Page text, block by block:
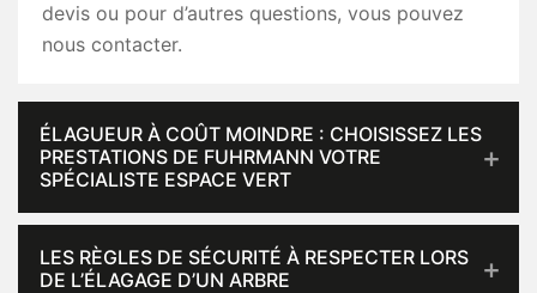
devis ou pour d’autres questions, vous pouvez
nous contacter.
ÉLAGUEUR À COÛT MOINDRE : CHOISISSEZ LES
PRESTATIONS DE FUHRMANN VOTRE
SPÉCIALISTE ESPACE VERT
LES RÈGLES DE SÉCURITÉ À RESPECTER LORS
DE L’ÉLAGAGE D’UN ARBRE